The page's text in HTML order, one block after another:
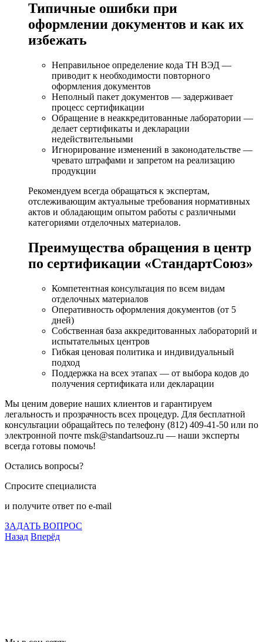
Типичные ошибки при
оформлении документов и как их
избежать
Неправильное определение кода ТН ВЭД —
приводит к необходимости повторного
оформления документов
Неполный пакет документов — задерживает
процесс сертификации
Обращение в неаккредитованные лаборатории —
делает сертификаты и декларации
недействительными
Игнорирование изменений в законодательстве —
чревато штрафами и запретом на реализацию
продукции
Рекомендуем всегда обращаться к экспертам,
отслеживающим актуальные требования нормативных
актов и обладающим опытом работы с различными
категориями отделочных материалов.
Преимущества обращения в центр
по сертификации «СтандартСоюз»
Компетентная консультация по всем видам
отделочных материалов
Оперативность оформления документов (от 5
дней)
Собственная база аккредитованных лабораторий и
испытательных центров
Гибкая ценовая политика и индивидуальный
подход
Поддержка на всех этапах — от выбора кодов до
получения сертификата или декларации
Мы ценим доверие наших клиентов и гарантируем
легальность и прозрачность всех процедур. Для бесплатной
консультации обращайтесь по телефону (812) 409-41-50 или по
электронной почте msk@standartsouz.ru — наши эксперты
всегда готовы помочь!
Остались вопросы?
Спросите специалиста
и получите ответ по e-mail
ЗАДАТЬ ВОПРОС
Назад Вперёд